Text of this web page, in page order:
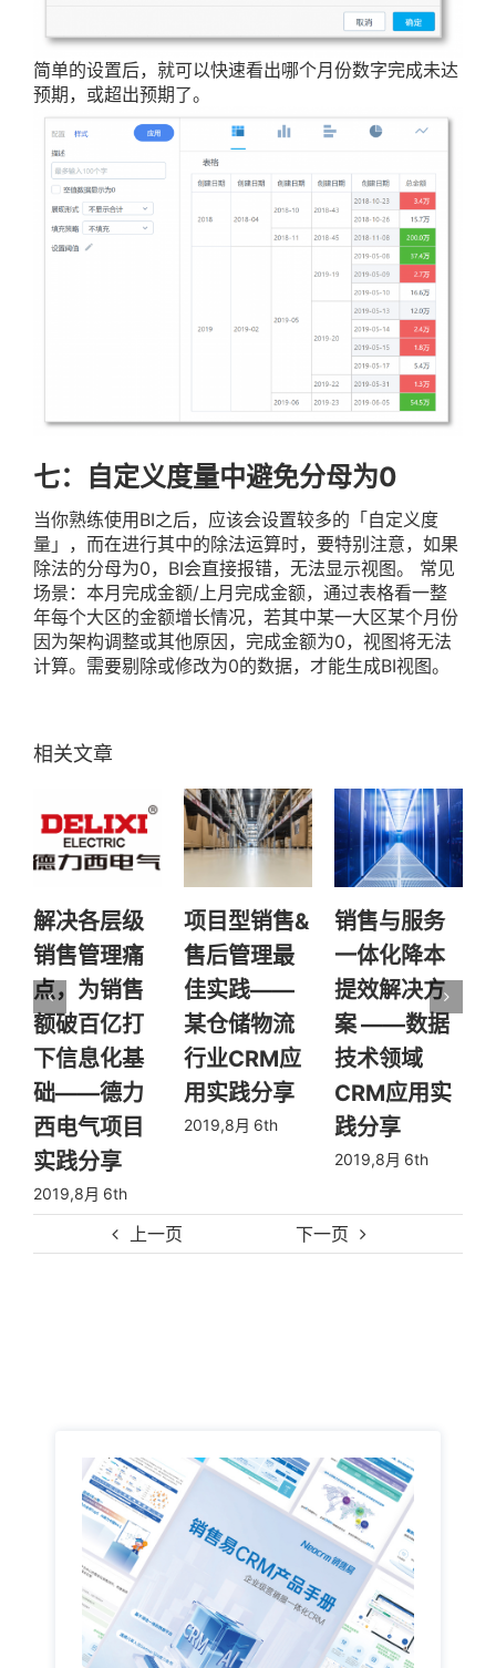
简单的设置后，就可以快速看出哪个月份数字完成未达
预期，或超出预期了。
七：自定义度量中避免分母为0
当你熟练使用BI之后，应该会设置较多的「自定义度
量」，而在进行其中的除法运算时，要特别注意，如果
除法的分母为0，BI会直接报错，无法显示视图。 常见
场景：本月完成金额/上月完成金额，通过表格看一整
年每个大区的金额增长情况，若其中某一大区某个月份
因为架构调整或其他原因，完成金额为0，视图将无法
计算。需要剔除或修改为0的数据，才能生成BI视图。
项目型销售&
售后管理最
佳实践——
某仓储物流
行业CRM应
用实践分享
2019,8月 6th
销售与服务
一体化降本
提效解决方
案 ——数据
技术领域
CRM应用实
践分享
运用销售易
CRM高效践
行管理理
念，助力留
美实习行业
标杆高速发
展——美邦
国际成功案
2019,8月 6th